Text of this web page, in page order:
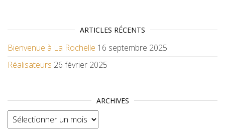
ARTICLES RÉCENTS
Bienvenue à La Rochelle 16 septembre 2025
Réalisateurs 26 février 2025
ARCHIVES
Archives